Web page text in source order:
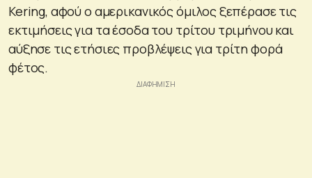
Kering, αφού ο αμερικανικός όμιλος ξεπέρασε τις
εκτιμήσεις για τα έσοδα του τρίτου τριμήνου και
αύξησε τις ετήσιες προβλέψεις για τρίτη φορά
φέτος.